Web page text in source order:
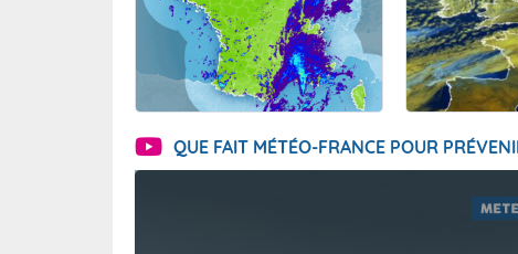
QUE FAIT MÉTÉO-FRANCE POUR